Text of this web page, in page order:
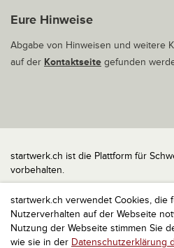
startwerk.ch verwendet Cookies, die
Nutzerverhalten auf der Webseite
Nutzung der Webseite stimmen Sie
wie sie in der Datenschutzerklärung
Eure Hinweise
Abgabe von Hinweisen und weitere
auf der Kontaktseite gefunden
startwerk.ch ist die Plattform für
vorbehalten.
Impressum
Kontakt
nach oben